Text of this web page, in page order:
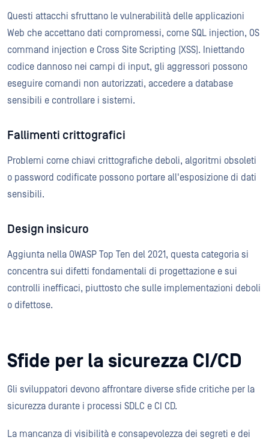
Questi attacchi sfruttano le vulnerabilità delle applicazioni
Web che accettano dati compromessi, come SQL injection, OS
command injection e Cross Site Scripting (XSS). Iniettando
codice dannoso nei campi di input, gli aggressori possono
eseguire comandi non autorizzati, accedere a database
sensibili e controllare i sistemi.
Fallimenti crittografici
Problemi come chiavi crittografiche deboli, algoritmi obsoleti
o password codificate possono portare all'esposizione di dati
sensibili.
Design insicuro
Aggiunta nella OWASP Top Ten del 2021, questa categoria si
concentra sui difetti fondamentali di progettazione e sui
controlli inefficaci, piuttosto che sulle implementazioni deboli
o difettose.
Sfide per la sicurezza CI/CD
Gli sviluppatori devono affrontare diverse sfide critiche per la
sicurezza durante i processi SDLC e CI CD.
La mancanza di visibilità e consapevolezza dei segreti e dei